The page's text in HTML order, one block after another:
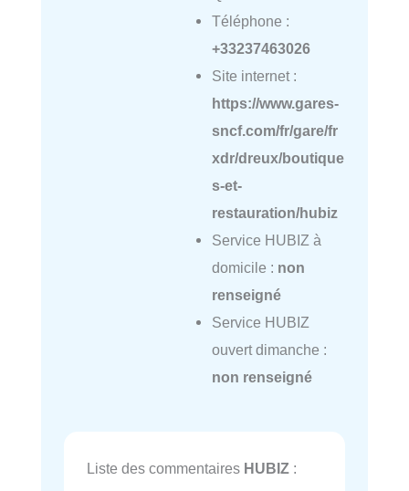
Téléphone :
+33237463026
Site internet :
https://www.gares-
sncf.com/fr/gare/fr
xdr/dreux/boutique
s-et-
restauration/hubiz
Service HUBIZ à
domicile : non
renseigné
Service HUBIZ
ouvert dimanche :
non renseigné
Liste des commentaires HUBIZ :